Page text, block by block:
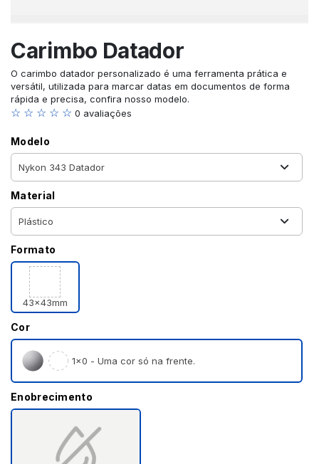
Carimbo Datador
O carimbo datador personalizado é uma ferramenta prática e
versátil, utilizada para marcar datas em documentos de forma
rápida e precisa, confira nosso modelo.
☆ ☆ ☆ ☆ ☆ 0 avaliações
Modelo
Material
Formato
43x43mm
Cor
1×0 - Uma cor só na frente.
Enobrecimento